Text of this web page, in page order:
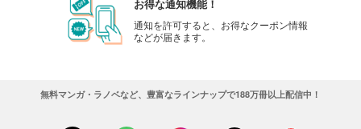
お得な通知機能！
通知を許可すると、お得なクーポン情報
などが届きます。
無料マンガ・ラノベなど、豊富なラインナップで188万冊以上配信中！